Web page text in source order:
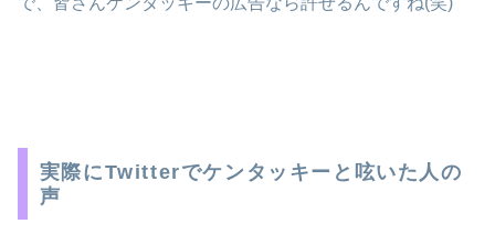
実際にTwitterでケンタッキーと呟いた人の
声